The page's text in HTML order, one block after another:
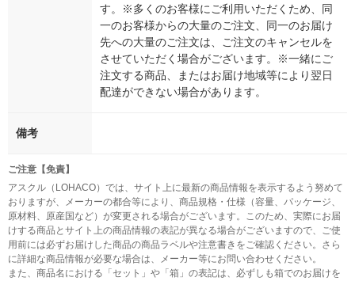
す。※多くのお客様にご利用いただくため、同
一のお客様からの大量のご注文、同一のお届け
先への大量のご注文は、ご注文のキャンセルを
させていただく場合がございます。※一緒にご
注文する商品、またはお届け地域等により翌日
配達ができない場合があります。
備考
ご注意【免責】
アスクル（LOHACO）では、サイト上に最新の商品情報を表示するよう努めて
おりますが、メーカーの都合等により、商品規格・仕様（容量、パッケージ、
原材料、原産国など）が変更される場合がございます。このため、実際にお届
けする商品とサイト上の商品情報の表記が異なる場合がございますので、ご使
用前には必ずお届けした商品の商品ラベルや注意書きをご確認ください。さら
に詳細な商品情報が必要な場合は、メーカー等にお問い合わせください。
また、商品名における「セット」や「箱」の表記は、必ずしも箱でのお届けを